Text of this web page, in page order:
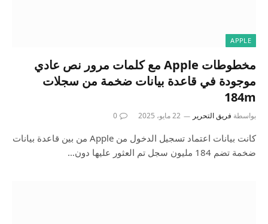
APPLE
مخطوطات Apple مع كلمات مرور نص عادي
موجودة في قاعدة بيانات ضخمة من سجلات
184m
بواسطة فريق التحرير 22 مايو، 2025 0
كانت بيانات اعتماد تسجيل الدخول من Apple من بين قاعدة بيانات
ضخمة تضم 184 مليون سجل تم العثور عليها دون…